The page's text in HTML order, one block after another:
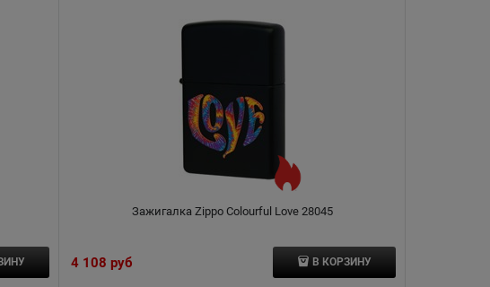
Зажигалка Zippo Colourful Love 28045
4 108 руб В КОРЗИНУ